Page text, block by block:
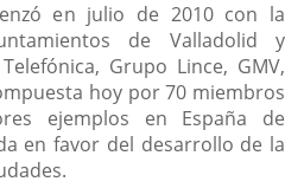
en julio de 2010 con la
de Valladolid y
Telefónica, Grupo Lince, GMV,
hoy por 70 miembros
ejemplos en España de
en favor del desarrollo de la